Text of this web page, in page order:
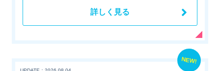
詳しく見る
NEW!